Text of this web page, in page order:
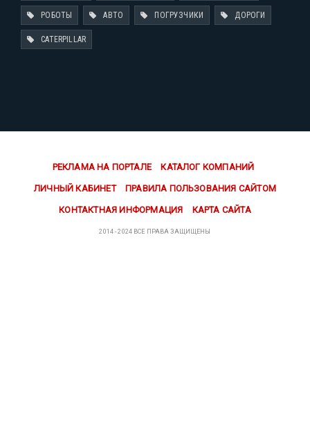
РОБОТЫ АВТО ПОГРУЗЧИКИ ДОРОГИ
CATERPILLAR
РЕКЛАМА НА ПОРТАЛЕ КАТАЛОГ КОМПАНИЙ
ЛИЧНЫЙ КАБИНЕТ ПРАВИЛА ПОЛЬЗОВАНИЯ САЙТОМ
КОНТАКТНАЯ ИНФОРМАЦИЯ КАРТА САЙТА
2014 - 2024 ВСЕ ПРАВА ЗАЩИЩЕНЫ